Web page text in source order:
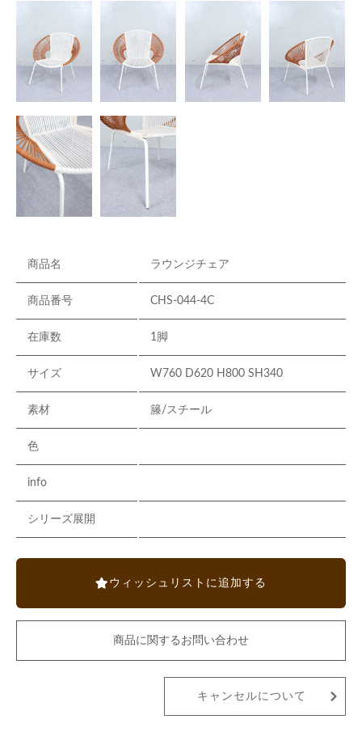
商品名 ラウンジチェア
商品番号 CHS-044-4C
在庫数 1脚
サイズ W760 D620 H800 SH340
素材 籐/スチール
色
info
シリーズ展開
ウィッシュリストに追加する
商品に関するお問い合わせ
キャンセルについて